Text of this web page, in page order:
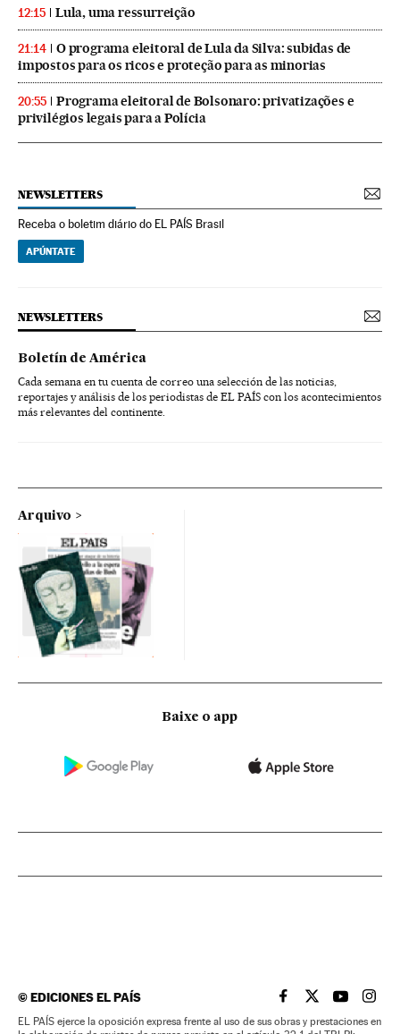
12:15 Lula, uma ressurreição
21:14
O programa eleitoral de Lula da Silva: subidas de
impostos para os ricos e proteção para as minorias
20:55
Programa eleitoral de Bolsonaro: privatizações e
privilégios legais para a Polícia
NEWSLETTERS
Receba o boletim diário do EL PAÍS Brasil
APÚNTATE
NEWSLETTERS
Boletín de América
Cada semana en tu cuenta de correo una selección de las noticias,
reportajes y análisis de los periodistas de EL PAÍS con los acontecimientos
más relevantes del continente.
Arquivo
Baixe o app
©EDICIONES EL PAÍS EL PAÍS BRASIL EN
EL PAÍSEL PAÍS
EL
EL PAÍS ejerce la oposición expresa frente al uso de sus obras y prestaciones en